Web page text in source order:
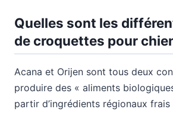
Quelles sont les
de croquettes pour
Acana et Orijen sont tous deux
produire des « aliments
partir d’ingrédients régionaux frais